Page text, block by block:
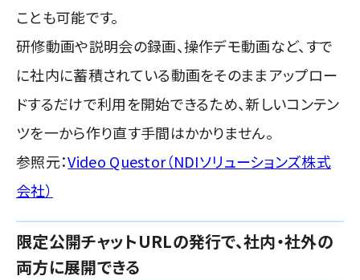
ことも可能です。
研修動画や説明会の録画、操作デモ動画など、すで
に社内に蓄積されている動画をそのままアップロー
ドするだけで利用を開始できるため、新しいコンテン
ツを一から作り直す手間はかかりません。
参照元：Video Questor（NDIソリューションズ株式
会社）
限定公開チャットURLの発行で、社内・社外の
両方に展開できる